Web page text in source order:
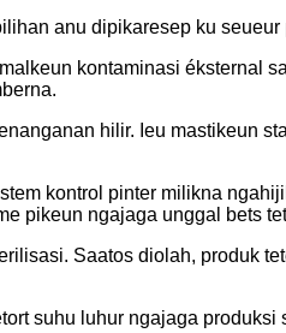
anu dipikaresep ku seueur
kontaminasi éksternal
hilir. Ieu mastikeun
kontrol pinter milikna
pikeun ngajaga unggal bets
Saatos diolah, produk
suhu luhur ngajaga